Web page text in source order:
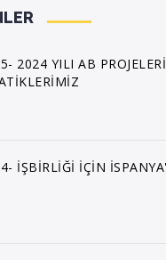
2024 YILI AB PROJELERİ
İŞBİRLİĞİ İÇİN